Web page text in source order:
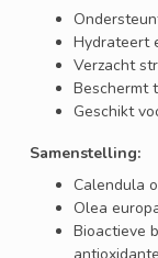
Hydrateert
Verzacht
Beschermt
Geschikt
Samenstelling:
Calendula
Olea
Bioactieve